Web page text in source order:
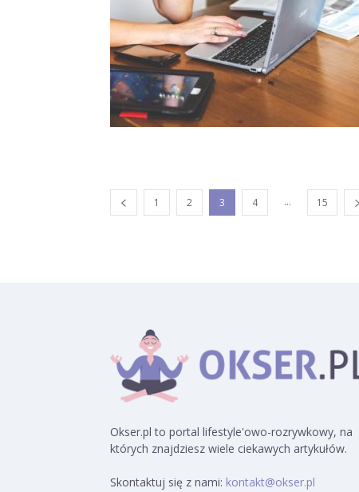
1 2 3 4 ... 15
Okser.pl to portal lifestyle'owo-rozrywkowy, na
których znajdziesz wiele ciekawych artykułów.
Skontaktuj się z nami: kontakt@okser.pl